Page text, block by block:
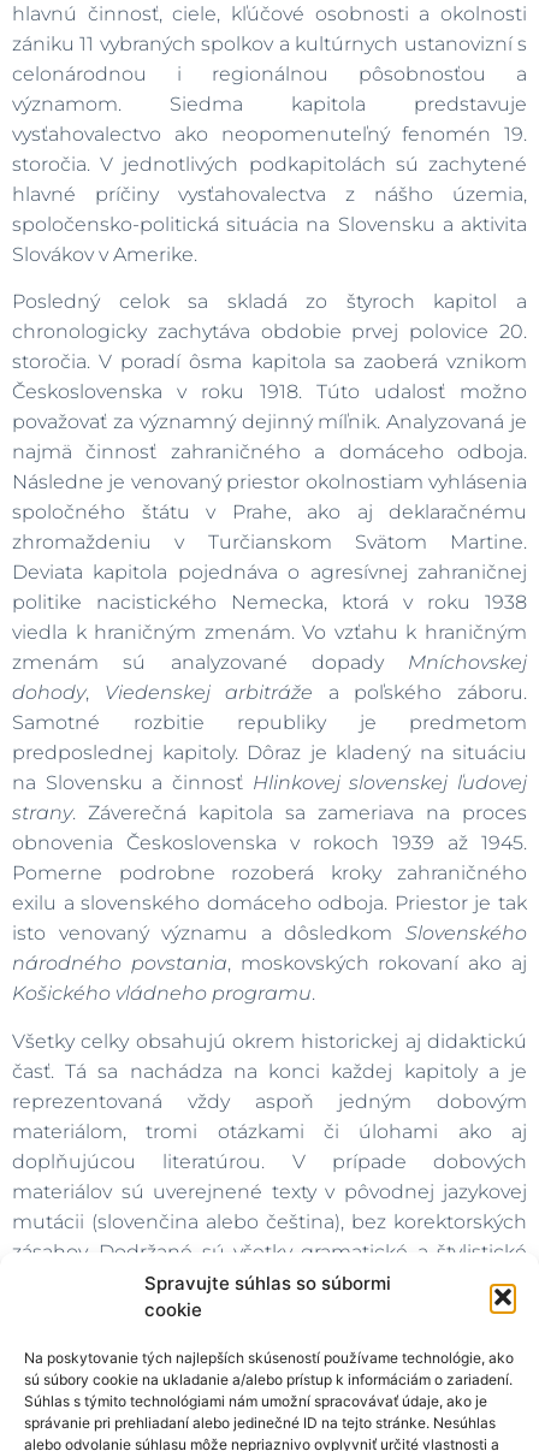
Spravujte súhlas so súbormi
cookie
Na poskytovanie tých najlepších skúseností používame technológie, ako
sú súbory cookie na ukladanie a/alebo prístup k informáciám o zariadení.
Súhlas s týmito technológiami nám umožní spracovávať údaje, ako je
správanie pri prehliadaní alebo jedinečné ID na tejto stránke. Nesúhlas
alebo odvolanie súhlasu môže nepriaznivo ovplyvniť určité vlastnosti a
hlavnú činnosť, ciele, kľúčové osobnosti a okolnosti
zániku 11 vybraných spolkov a kultúrnych ustanovizní s
celonárodnou i regionálnou pôsobnosťou a
významom. Siedma kapitola predstavuje
vysťahovalectvo ako neopomenuteľný fenomén 19.
storočia. V jednotlivých podkapitolách sú zachytené
hlavné príčiny vysťahovalectva z nášho územia,
spoločensko-politická situácia na Slovensku a aktivita
Slovákov v Amerike.
Posledný celok sa skladá zo štyroch kapitol a
chronologicky zachytáva obdobie prvej polovice 20.
storočia. V poradí ôsma kapitola sa zaoberá vznikom
Československa v roku 1918. Túto udalosť možno
považovať za významný dejinný míľnik. Analyzovaná je
najmä činnosť zahraničného a domáceho odboja.
Následne je venovaný priestor okolnostiam vyhlásenia
spoločného štátu v Prahe, ako aj deklaračnému
zhromaždeniu v Turčianskom Svätom Martine.
Deviata kapitola pojednáva o agresívnej zahraničnej
politike nacistického Nemecka, ktorá v roku 1938
viedla k hraničným zmenám. Vo vzťahu k hraničným
zmenám sú analyzované dopady Mníchovskej
dohody, Viedenskej arbitráže a poľského záboru.
Samotné rozbitie republiky je predmetom
predposlednej kapitoly. Dôraz je kladený na situáciu
na Slovensku a činnosť Hlinkovej slovenskej ľudovej
strany. Záverečná kapitola sa zameriava na proces
obnovenia Československa v rokoch 1939 až 1945.
Pomerne podrobne rozoberá kroky zahraničného
exilu a slovenského domáceho odboja. Priestor je tak
isto venovaný významu a dôsledkom Slovenského
národného povstania, moskovských rokovaní ako aj
Košického vládneho programu.
Všetky celky obsahujú okrem historickej aj didaktickú
časť. Tá sa nachádza na konci každej kapitoly a je
reprezentovaná vždy aspoň jedným dobovým
materiálom, tromi otázkami či úlohami ako aj
doplňujúcou literatúrou. V prípade dobových
materiálov sú uverejnené texty v pôvodnej jazykovej
mutácii (slovenčina alebo čeština), bez korektorských
zásahov. Dodržané sú všetky gramatické a štylistické
náležitosti originálu, a to aj vtedy, ak sú v rozpore s
dnes platnou normou spisovného jazyka. V rámci
zadania. Komplexné úlohy reprezentujú napríklad
analýza dobového audiovizuálneho dokumentu, práca
s online databázami, rozbor písomných prameňov a